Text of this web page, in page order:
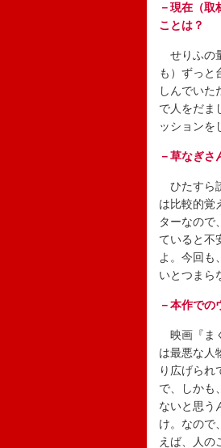
－現在（
ことは？
せりふの
も）ずっと
しんでいた
で人をだま
ッションを
－草なぎさ
ひたすら
は比較的覚
ターなので
ていると不
よ。今回も
いとつまら
－本作での
映画『ま
は最悪な人
り広げられ
で、しかも
ないと思う
け。なので
えば、人の